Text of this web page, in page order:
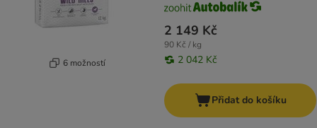
6 možností
2 149 Kč
90 Kč / kg
2 042 Kč
Přidat do košíku